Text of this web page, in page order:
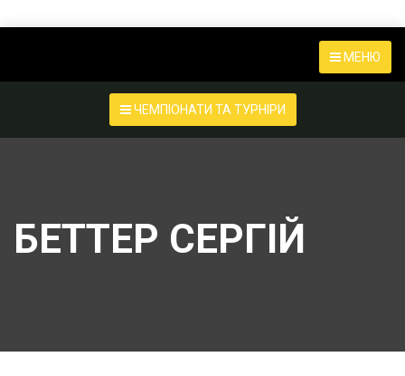
МЕНЮ
ЧЕМПІОНАТИ ТА ТУРНІРИ
БЕТТЕР СЕРГІЙ